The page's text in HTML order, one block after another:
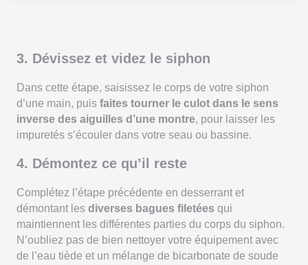
3. Dévissez et videz le siphon
Dans cette étape, saisissez le corps de votre siphon
d’une main, puis faites tourner le culot dans le sens
inverse des aiguilles d’une montre, pour laisser les
impuretés s’écouler dans votre seau ou bassine.
4. Démontez ce qu’il reste
Complétez l’étape précédente en desserrant et
démontant les diverses bagues filetées qui
maintiennent les différentes parties du corps du siphon.
N’oubliez pas de bien nettoyer votre équipement avec
de l’eau tiède et un mélange de bicarbonate de soude